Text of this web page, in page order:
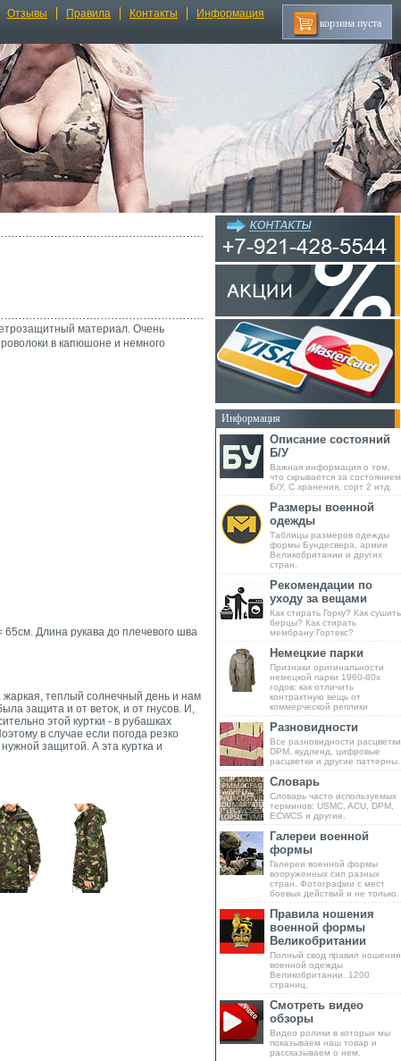
Отзывы Правила Контакты Информация
корзина пуста
материал. Очень
в капюшоне и немного
Длина рукава до плечевого шва
жаркая, теплый солнечный день и нам
защита и от веток, и от гнусов. И,
этой куртки - в рубашках
в случае если погода резко
защитой. А эта куртка и
Информация
Описание состояний
Б/У
Важная информация о том,
что скрывается за состоянием
Б/У, С хранения, сорт 2 итд.
Размеры военной
одежды
Таблицы размеров одежды
формы Бундесвера, армии
Великобритании и других
стран.
Рекомендации по
уходу за вещами
Как стирать Горку? Как сушить
берцы? Как стирать
мембрану Гортекс?
Немецкие парки
Признаки оригинальности
немецкой парки 1960-80х
годов: как отличить
контрактную вещь от
коммерческой реплики
Разновидности
Все разновидности расцветки
DPM, вудленд, цифровые
расцветки и другие паттерны.
Словарь
Словарь часто используемых
терминов: USMC, ACU, DPM,
ECWCS и другие.
Галереи военной
формы
Галереи военной формы
вооруженных сил разных
стран. Фотографии с мест
боевых действий и не только.
Правила ношения
военной формы
Великобритании
Полный свод правил ношения
военной одежды
Великобритании. 1200
страниц.
Смотреть видео
обзоры
Видео ролики в которых мы
показываем наш товар и
рассказываем о нем.